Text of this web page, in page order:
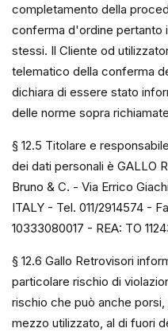
completamento della
conferma d'ordine pertanto
stessi. Il Cliente od
telematico della conferma
dichiara di essere stato
delle norme sopra
§ 12.5 Titolare e
dei dati personali è GALLO
Bruno & C. - Via Errico
ITALY - Tel. 011/2914574 -
10333080017 - REA: TO
§ 12.6 Gallo Retrovisori
particolare rischio di
rischio che può anche
mezzo utilizzato, al di fuori